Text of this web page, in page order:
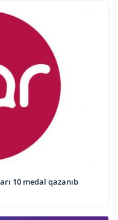
10 medal qazanıb